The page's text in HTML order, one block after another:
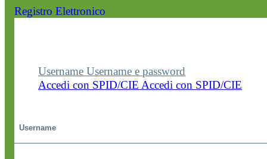
Registro Elettronico
Username Username e password
Accedi con SPID/CIE Accedi con SPID/CIE